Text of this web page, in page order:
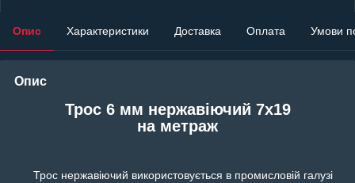
Опис Характеристики Доставка Оплата Умови
Опис
Трос 6 мм нержавіючий 7х19
на метраж
Трос нержавіючий використовується в промисловій галузі